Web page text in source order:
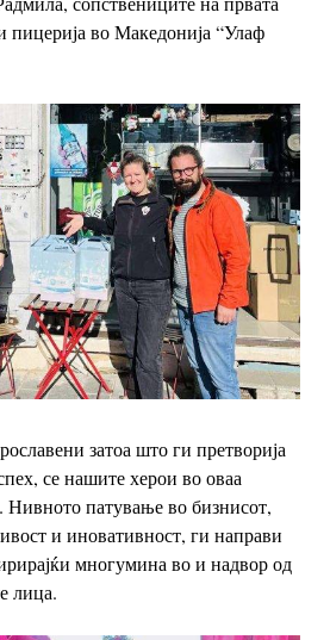
пицерија во Македонија “Улаф
затоа што ги претворија
се нашите херои во оваа
Нивното патување во бизнисот,
и иновативност, ги направи
многумина во и надвор од
лица.